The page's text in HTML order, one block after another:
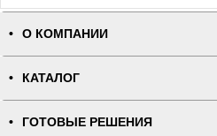
О КОМПАНИИ
КАТАЛОГ
ГОТОВЫЕ РЕШЕНИЯ